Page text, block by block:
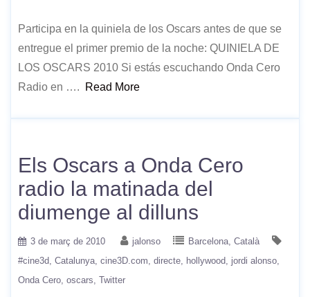
Participa en la quiniela de los Oscars antes de que se
entregue el primer premio de la noche: QUINIELA DE
LOS OSCARS 2010 Si estás escuchando Onda Cero
Radio en ….
Read More
Els Oscars a Onda Cero
radio la matinada del
diumenge al dilluns
3 de març de 2010 jalonso Barcelona Català
#cine3d Catalunya cine3D.com directe hollywood
jordi alonso
Onda Cero oscars Twitter